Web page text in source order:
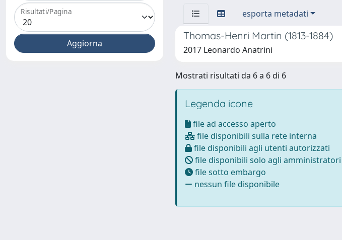
Risultati/Pagina esporta metadati
Thomas-Henri Martin (1813-1884)
2017 Leonardo Anatrini
Mostrati risultati da 6 a 6 di 6
Legenda icone
file ad accesso aperto
file disponibili sulla rete interna
file disponibili agli utenti autorizzati
file disponibili solo agli amministratori
file sotto embargo
nessun file disponibile